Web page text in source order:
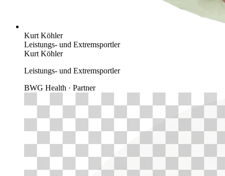
Kurt Köhler
Leistungs- und Extremsportler
Kurt Köhler
Leistungs- und Extremsportler
BWG Health · Partner